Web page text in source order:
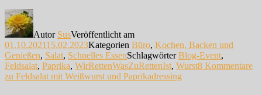
Autor SusVeröffentlicht am
01.10.202115.02.2023Kategorien Büro, Kochen, Backen und
Genießen, Salat, Schnelles EssenSchlagwörterBlog-Event,
Feldsalat, Paprika, WirRettenWasZuRettenIst, Wurst8 Kommentare
zu Feldsalat mit Weißwurst und Paprikadressing